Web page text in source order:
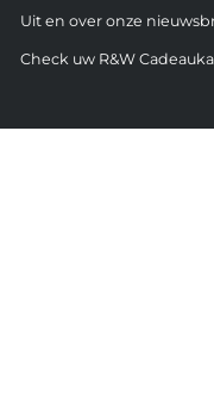
Uit en over onze
Check uw R&W